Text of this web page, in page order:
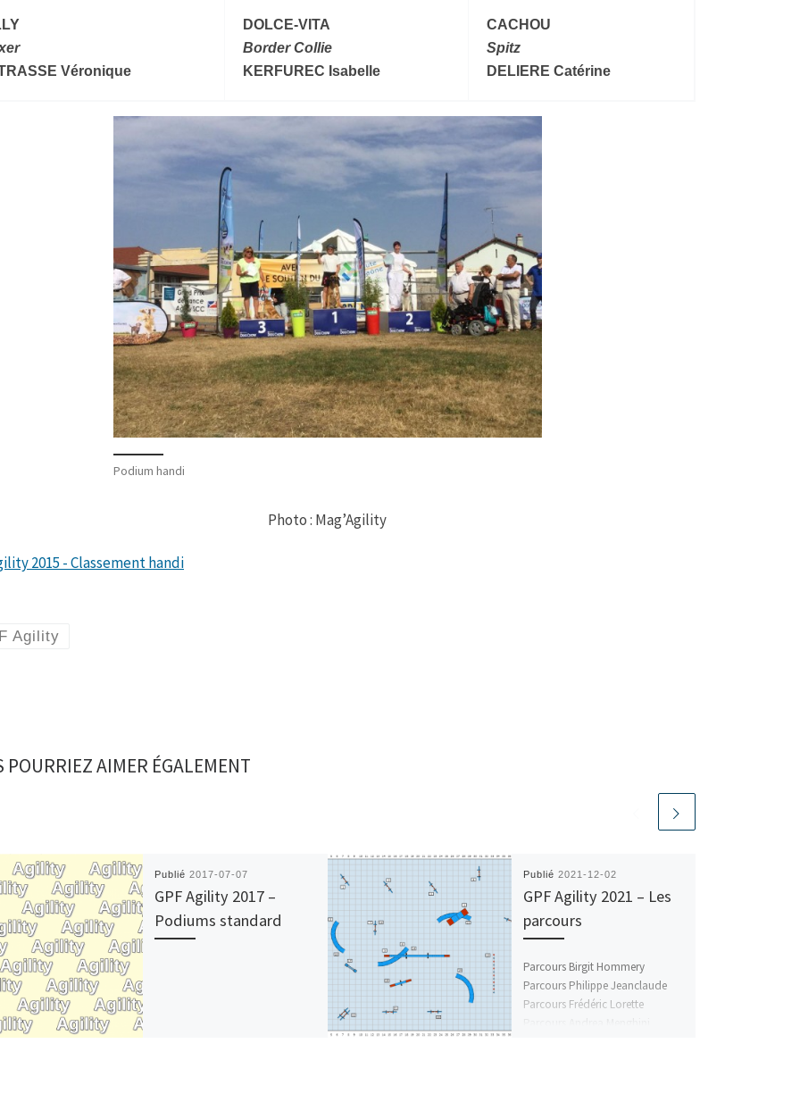
Véronique
DOLCE-VITA
Border Collie
KERFUREC Isabelle
CACHOU
Spitz
DELIERE Catérine
Podium handi
Photo : Mag’Agility
2015 - Classement handi
Agility
POURRIEZ AIMER ÉGALEMENT
Publié2017-07-07
GPF Agility 2017 –
Podiums standard
Publié 2021-12-02
GPF Agility 2021 – Les
parcours
Parcours Birgit Hommery
Parcours Philippe Jeanclaude
Parcours Frédéric Lorette